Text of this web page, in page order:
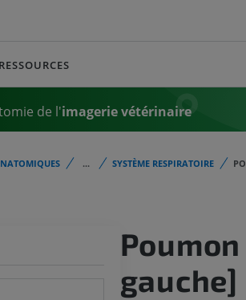
RESSOURCES
de l'imagerie vétérinaire
... SYSTÈME RESPIRATOIRE
gauche]